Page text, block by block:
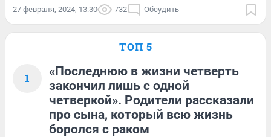
27 февраля, 2024, 13:30 732 Обсудить
ТОП 5
1
«Последнюю в жизни четверть
закончил лишь с одной
четверкой». Родители рассказали
про сына, который всю жизнь
боролся с раком